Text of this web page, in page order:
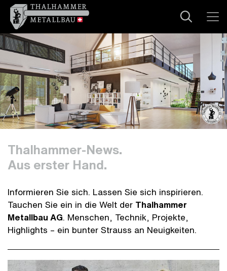
Thalhammer-News.
Aus erster Hand.
Informieren Sie sich. Lassen Sie sich inspirieren.
Tauchen Sie ein in die Welt der Thalhammer
Metallbau AG . Menschen, Technik, Projekte,
Highlights – ein bunter Strauss an Neuigkeiten.